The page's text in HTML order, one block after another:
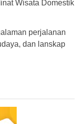
Wisata Domestik
perjalanan
dan lanskap